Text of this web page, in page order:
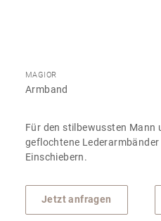
MAGIOR
Armband
Für den stilbewussten Mann
geflochtene
Einschiebern.
Jetzt anfragen